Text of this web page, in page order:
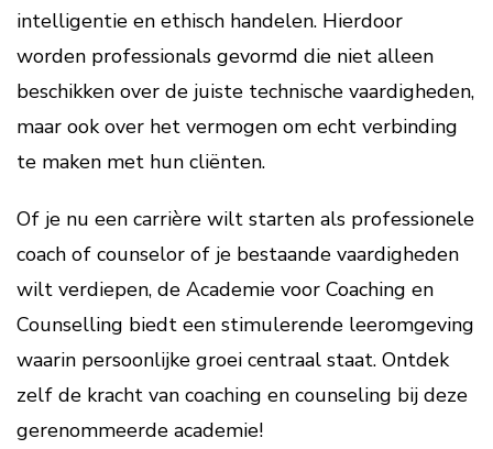
intelligentie en ethisch handelen. Hierdoor
worden professionals gevormd die niet alleen
beschikken over de juiste technische vaardigheden,
maar ook over het vermogen om echt verbinding
te maken met hun cliënten.
Of je nu een carrière wilt starten als professionele
coach of counselor of je bestaande vaardigheden
wilt verdiepen, de Academie voor Coaching en
Counselling biedt een stimulerende leeromgeving
waarin persoonlijke groei centraal staat. Ontdek
zelf de kracht van coaching en counseling bij deze
gerenommeerde academie!